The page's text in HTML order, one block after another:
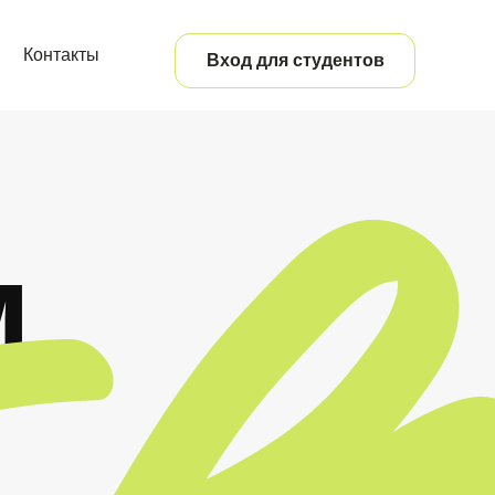
Вход для студентов
Контакты